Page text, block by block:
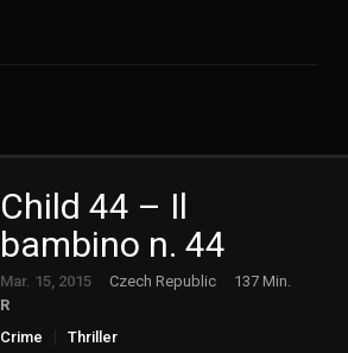
Child 44 – Il
bambino n. 44
Mar. 15, 2015 Czech Republic
137 Min.
R
Crime
Thriller